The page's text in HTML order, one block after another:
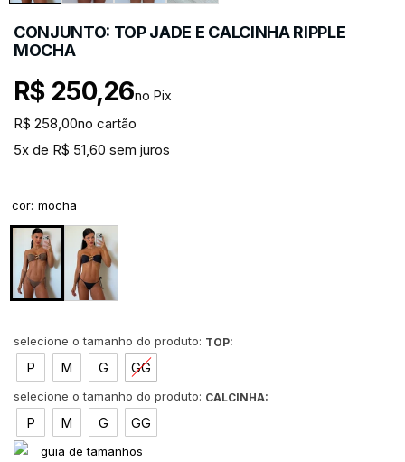
CONJUNTO: TOP JADE E CALCINHA RIPPLE
MOCHA
R$ 250,26no Pix
R$ 258,00no cartão
5x de R$ 51,60 sem juros
cor: mocha
TOP:
P M G GG
CALCINHA:
P M G GG